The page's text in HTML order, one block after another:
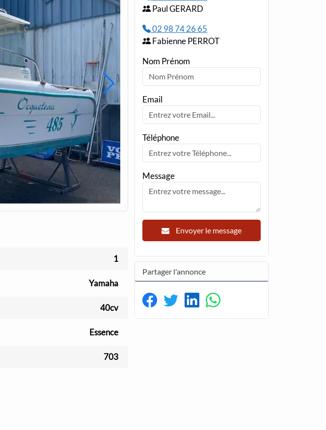
1
Yamaha
40cv
Essence
703
Paul GERARD
02 98 74 26 65
Fabienne PERROT
Nom Prénom
Email
Téléphone
Message
Envoyer le message
Partager l'annonce